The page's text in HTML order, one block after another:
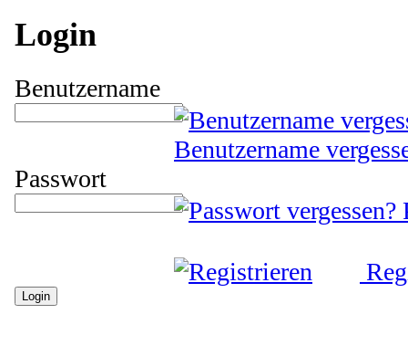
Login
Benutzername
Benutzername
Passwort